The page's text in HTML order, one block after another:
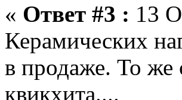
« Ответ #3 : 13
Керамических
в продаже. То
квикхита....